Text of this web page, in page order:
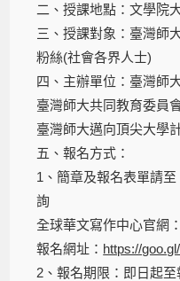
二、授課地點：文學院
三、授課對象：臺灣師
粉絲(社會各界人士)
四、主辦單位：臺灣師
臺灣師大共同教育委員
臺灣師大邁向頂尖大學
五、報名方式：
1、簡章及報名表單請
詢
全球華文寫作中心官網：
報名網址： https://
2、報名期限：即日起